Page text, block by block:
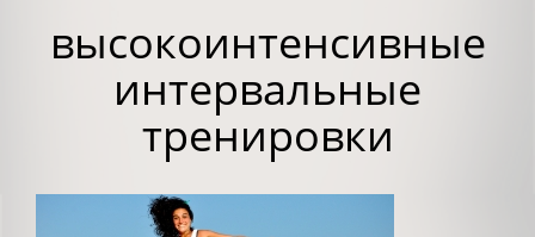
высокоинтенсивные
интервальные
тренировки